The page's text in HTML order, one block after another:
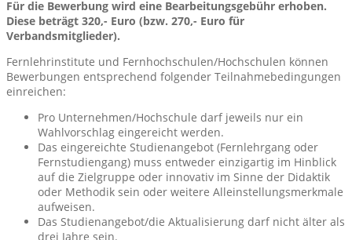
Für die Bewerbung wird eine Bearbeitungsgebühr erhoben.
Diese beträgt 320,- Euro (bzw. 270,- Euro für
Verbandsmitglieder).
Fernlehrinstitute und Fernhochschulen/Hochschulen können
Bewerbungen entsprechend folgender Teilnahmebedingungen
einreichen:
Pro Unternehmen/Hochschule darf jeweils nur ein
Wahlvorschlag eingereicht werden.
Das eingereichte Studienangebot (Fernlehrgang oder
Fernstudiengang) muss entweder einzigartig im Hinblick
auf die Zielgruppe oder innovativ im Sinne der Didaktik
oder Methodik sein oder weitere Alleinstellungsmerkmale
aufweisen.
Das Studienangebot/die Aktualisierung darf nicht älter als
drei Jahre sein.